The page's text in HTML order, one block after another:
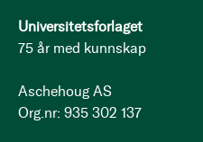
Universitetsforlaget
75 år med kunnskap
Aschehoug AS
Org.nr: 935 302 137